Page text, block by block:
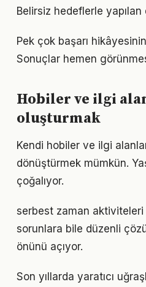
Belirsiz hedeflerle
Pek çok başarı
Sonuçlar hemen
Hobiler ve ilgi
oluşturmak
Kendi hobiler ve ilgi
dönüştürmek mümkün.
çoğalıyor.
serbest zaman
sorunlara bile düzenli
önünü açıyor.
Son yıllarda yaratıcı